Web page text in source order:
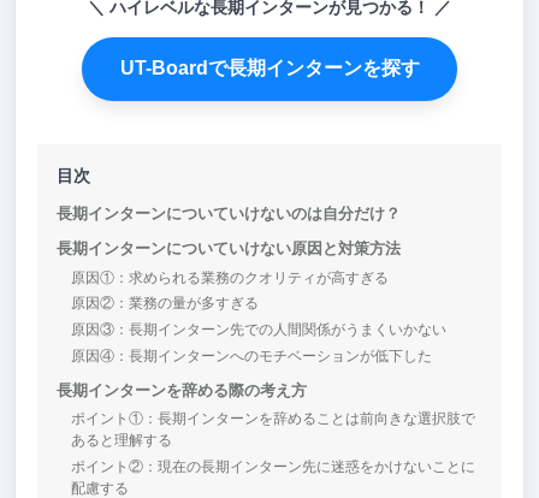
ハイレベルな長期インターンが見つかる！
UT-Boardで長期インターンを探す
目次
長期インターンについていけないのは自分だけ？
長期インターンについていけない原因と対策方法
原因①：求められる業務のクオリティが高すぎる
原因②：業務の量が多すぎる
原因③：長期インターン先での人間関係がうまくいかない
原因④：長期インターンへのモチベーションが低下した
長期インターンを辞める際の考え方
ポイント①：長期インターンを辞めることは前向きな選択肢で
あると理解する
ポイント②：現在の長期インターン先に迷惑をかけないことに
配慮する